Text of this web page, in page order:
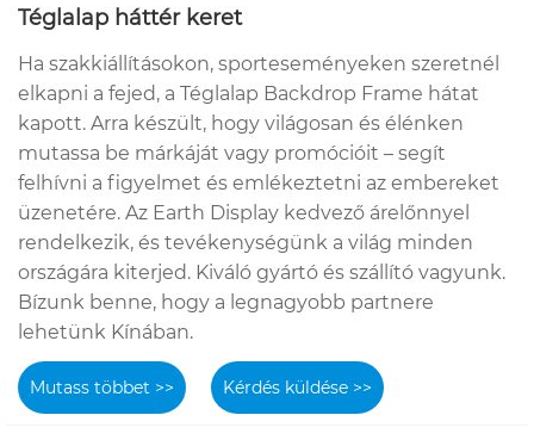
Téglalap háttér keret
Ha szakkiállításokon, sporteseményeken szeretnél
elkapni a fejed, a Téglalap Backdrop Frame hátat
kapott. Arra készült, hogy világosan és élénken
mutassa be márkáját vagy promócióit – segít
felhívni a figyelmet és emlékeztetni az embereket
üzenetére. Az Earth Display kedvező árelőnnyel
rendelkezik, és tevékenységünk a világ minden
országára kiterjed. Kiváló gyártó és szállító vagyunk.
Bízunk benne, hogy a legnagyobb partnere
lehetünk Kínában.
Mutass többet >> Kérdés küldése >>